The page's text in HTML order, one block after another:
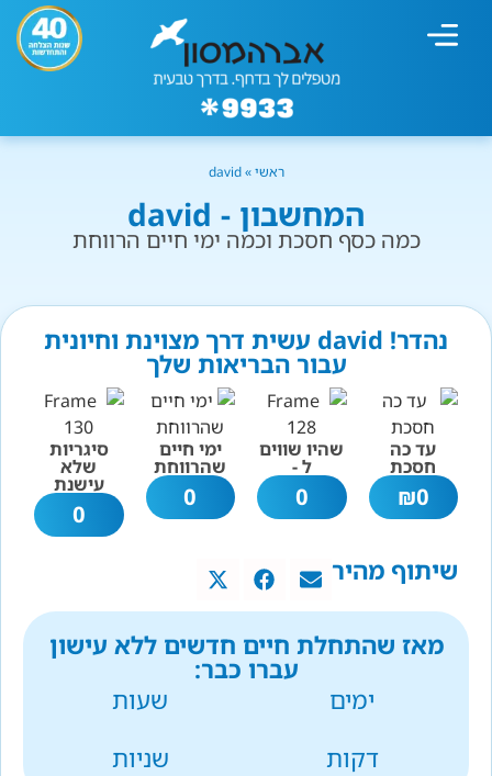
ראשי»
david
המחשבון - david
כמה כסף חסכת וכמה ימי חיים הרווחת
נהדר! david עשית דרך מצוינת וחיונית
עבור הבריאות שלך
עד כה
חסכת
0
₪
שהיו שווים
ל -
0
ימי חיים
שהרווחת
0
סיגריות
שלא
עישנת
0
שיתוף מהיר
מאז שהתחלת חיים חדשים ללא עישון
עברו כבר:
ימים
שעות
דקות
שניות